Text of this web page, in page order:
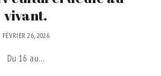
vivant.
FÉVRIER 26, 2026
Du 16 au...